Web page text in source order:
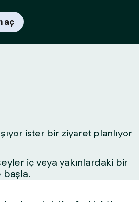
aç
ister bir ziyaret planlıyor
iç veya yakınlardaki bir
başla.